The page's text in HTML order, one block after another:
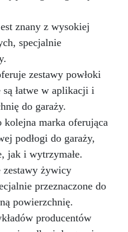
krok po kroku,
dla tych, którzy
doświadczenia z
względu na to, czy
czy
zadziwiające
powierzchnie
Oprócz żywicy i
również specjalnie
ułatwiają aplikację i
i profesjonalne
żywicy po
przemyślany,
końcowy wynik
oferując trwałą
wrażeniu
znany z wysokiej
specjalnie
zestawy powłoki
są łatwe w aplikacji i
do garaży.
kolejna marka oferująca
podłogi do garaży,
jak i wytrzymałe.
zestawy żywicy
przeznaczone do
powierzchnię.
producentów